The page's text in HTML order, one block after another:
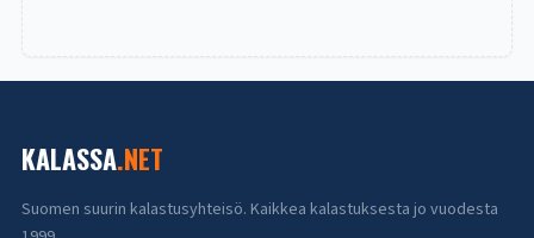
KALASSA.NET
Suomen suurin kalastusyhteisö. Kaikkea kalastuksesta jo vuodesta